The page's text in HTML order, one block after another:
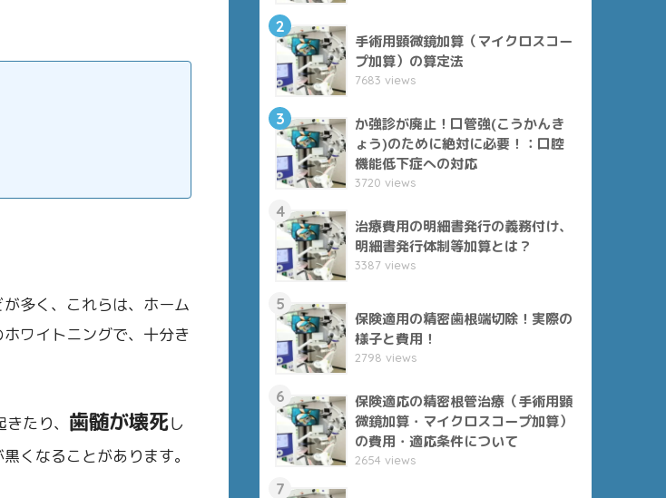
多く、これらは、ホーム
ワイトニングで、十分き
たり、 歯髄が壊死し
くなることがあります。
2
手術用顕微鏡加算（マイクロスコー
プ加算）の算定法
7683 views
3
か強診が廃止！口管強(こうかんき
ょう)のために絶対に必要！：口腔
機能低下症への対応
3720 views
4
治療費用の明細書発行の義務付け、
明細書発行体制等加算とは？
3387 views
5
保険適用の精密歯根端切除！実際の
様子と費用！
2798 views
6
保険適応の精密根管治療（手術用顕
微鏡加算・マイクロスコープ加算）
の費用・適応条件について
2654 views
7